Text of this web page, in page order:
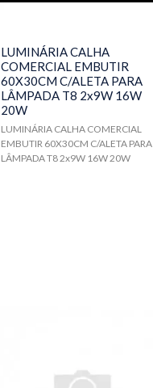
LUMINÁRIA CALHA
COMERCIAL EMBUTIR
60X30CM C/ALETA PARA
LÂMPADA T8 2x9W 16W
20W
LUMINÁRIA CALHA COMERCIAL
EMBUTIR 60X30CM C/ALETA PARA
LÂMPADA T8 2x9W 16W 20W